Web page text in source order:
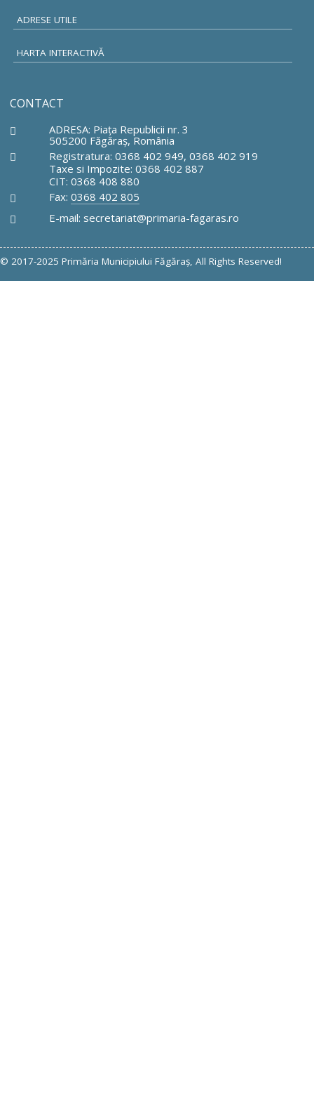
ADRESE UTILE
HARTA INTERACTIVĂ
CONTACT
ADRESA: Piaţa Republicii nr. 3
505200 Făgăraş, România
Registratura: 0368 402 949, 0368 402 919
Taxe si Impozite: 0368 402 887
CIT: 0368 408 880
Fax: 0368 402 805
E-mail: secretariat@primaria-fagaras.ro
© 2017-2025 Primăria Municipiului Făgăraş, All Rights Reserved!